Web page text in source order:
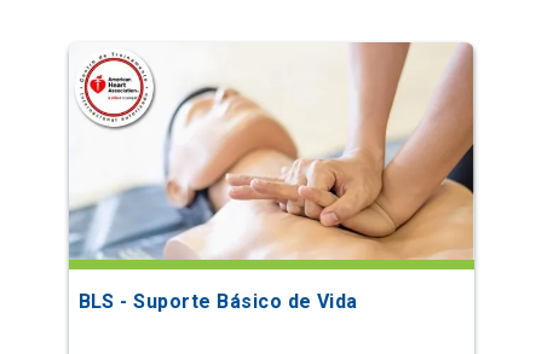
BLS - Suporte Básico de Vida